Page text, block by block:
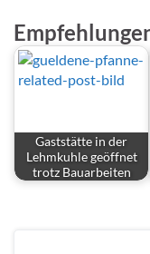
Gaststätte in der
Lehmkuhle geöffnet
trotz Bauarbeiten